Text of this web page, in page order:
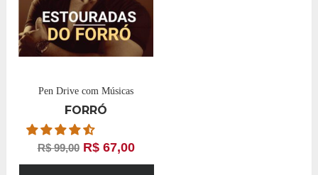
Pen Drive com Músicas
FORRÓ
R$99,00 R$67,00